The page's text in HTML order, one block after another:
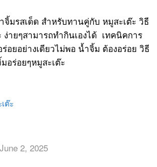
มรสเด็ด สำหรับทานคู่กับ หมูสะเต๊ะ วิธี
ายๆสามารถทำกินเองได้ เทคนิคการ
อยอย่างเดียวไม่พอ น้ำจิ้ม ต้องอร่อย วิธี
อร่อยๆหมูสะเต๊ะ
ต๊ะ
2, 2025